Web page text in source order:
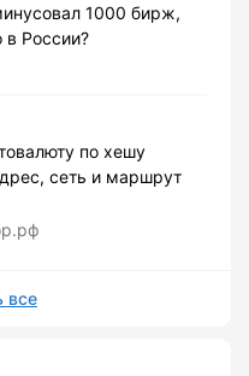
1000 бирж,
в России?
по хешу
сеть и маршрут
все